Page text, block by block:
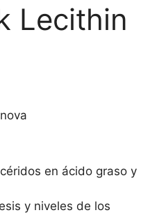
Lecithin
en ácido graso y
y niveles de los